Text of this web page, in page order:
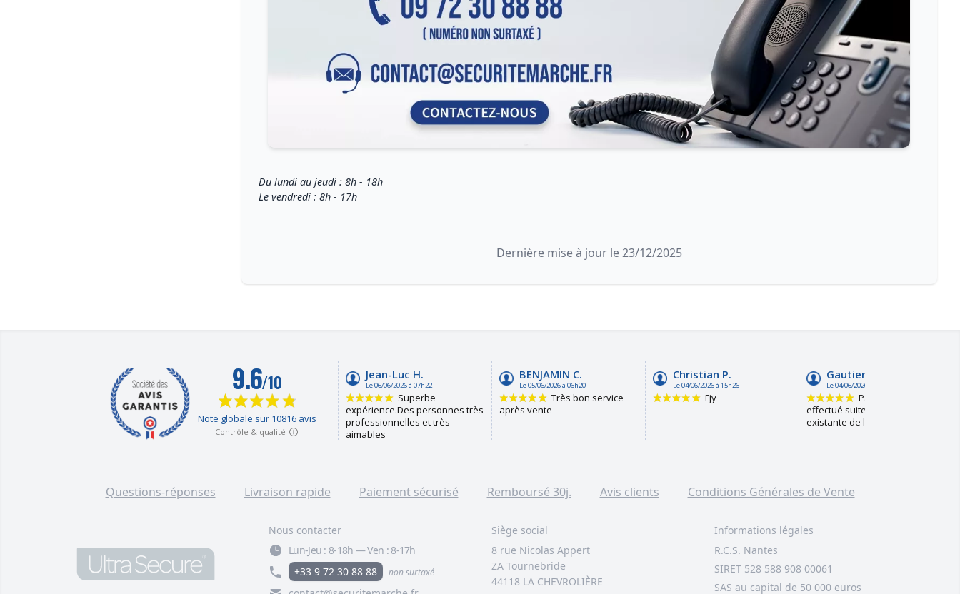
Du lundi au jeudi : 8h - 18h
Le vendredi : 8h - 17h
Dernière mise à jour le 23/12/2025
Questions-réponses Livraison rapide Paiement sécurisé Remboursé 30j. Avis clients Conditions Générales de Vente
Nous contacter
Lun-Jeu : 8-18h —Ven : 8-17h
+33 9 72 30 88 88
non surtaxé
Siège social
8 rue Nicolas Appert
ZA Tournebride
44118 LA CHEVROLIÈRE
Informations légales
R.C.S. Nantes
SIRET 528 588 908 00061
SAS au capital de 50 000 euros